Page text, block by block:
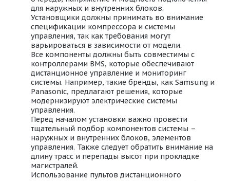
для наружных и внутренних блоков.
Установщики должны принимать во внимание
спецификации компрессора и системы
управления, так как требования могут
варьироваться в зависимости от модели.
Все компоненты должны быть совместимы с
контроллерами BMS, которые обеспечивают
дистанционное управление и мониторинг
системы. Например, такие бренды, как Samsung и
Panasonic, предлагают решения, которые
модернизируют электрические системы
управления.
Перед началом установки важно провести
тщательный подбор компонентов системы –
наружных и внутренних блоков, элементов
управления. Также следует обратить внимание на
длину трасс и перепады высот при прокладке
магистралей.
Использование пультов дистанционного